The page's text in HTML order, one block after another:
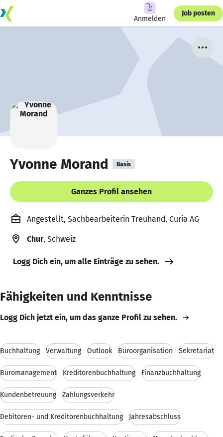
Anmelden
Job posten
Yvonne Morand Basis
Ganzes Profil ansehen
Angestellt, Sachbearbeiterin Treuhand, Curia AG
Chur, Schweiz
Logg Dich ein, um alle Einträge zu sehen.
Fähigkeiten und Kenntnisse
Logg Dich jetzt ein, um das ganze Profil zu sehen.
Buchhaltung Verwaltung Outlook Büroorganisation Sekretariat
Büromanagement Kreditorenbuchhaltung Finanzbuchhaltung
Kundenbetreuung Zahlungsverkehr
Debitoren- und Kreditorenbuchhaltung Jahresabschluss